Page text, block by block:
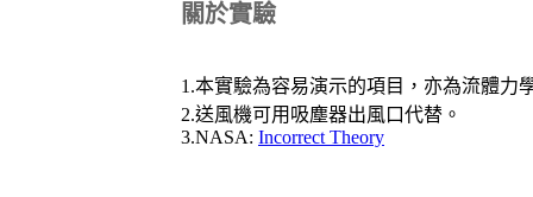
關於實驗
1.本實驗為容易演示的項目，亦為流體力
2.送風機可用吸塵器出風口代替。
3.NASA: Incorrect Theory